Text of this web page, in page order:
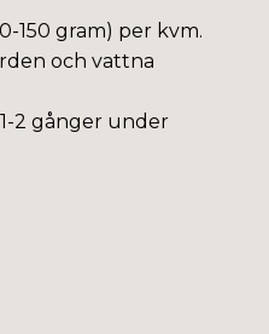
150 gram) per kvm.
och vattna
2 gånger under